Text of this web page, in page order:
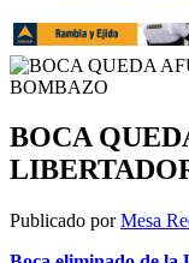
BOCA
Publicado porMesa